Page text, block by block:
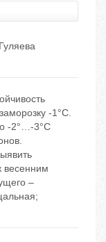
-1°С.
-2°…-3°С
весенним
–